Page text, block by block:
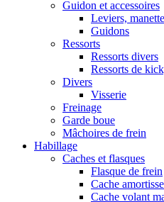
Guidon et accessoires
Leviers,
Guidons
Ressorts
Ressorts divers
Ressorts de
Divers
Visserie
Freinage
Garde boue
Mâchoires de frein
Habillage
Caches et flasques
Flasque de frein
Cache
Cache volant